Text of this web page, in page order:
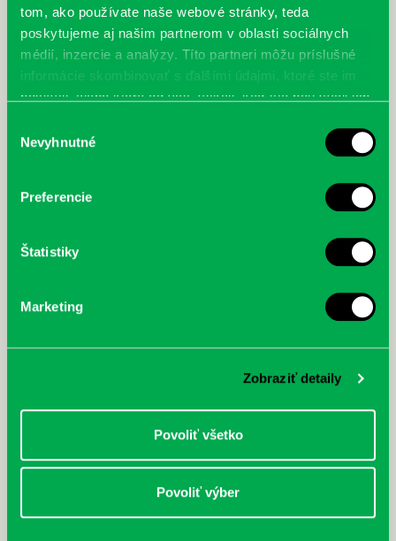
tom, ako používate naše webové stránky, teda
poskytujeme aj našim partnerom v oblasti sociálnych
médií, inzercie a analýzy. Títo partneri môžu príslušné
informácie skombinovať s ďalšími údajmi, ktoré ste im
poskytli, alebo ktoré od vás získali, keď ste používali ich
súhlasu
Nevyhnutné
Preferencie
Štatistiky
Marketing
Zobraziť detaily
Povoliť všetko
Povoliť výber
cyklistu modernej doby: